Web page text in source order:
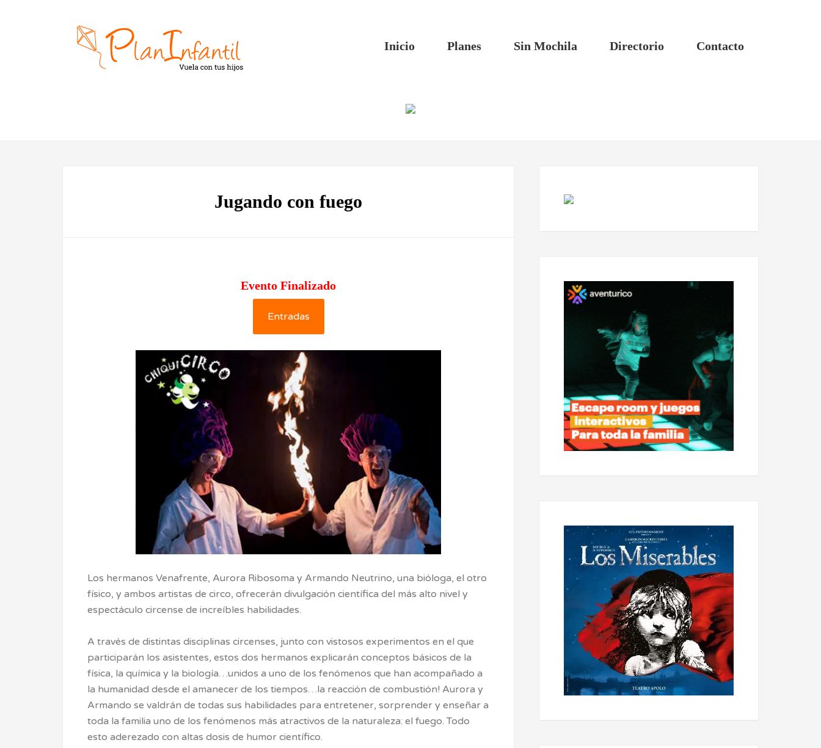
Inicio Planes Sin Mochila Directorio Contacto
Jugando con fuego
Evento Finalizado
Entradas
Los hermanos Venafrente, Aurora Ribosoma y Armando Neutrino, una bióloga, el otro
físico, y ambos artistas de circo, ofrecerán divulgación científica del más alto nivel y
espectáculo circense de increíbles habilidades.
A través de distintas disciplinas circenses, junto con vistosos experimentos en el que
participarán los asistentes, estos dos hermanos explicarán conceptos básicos de la
física, la química y la biología…unidos a uno de los fenómenos que han acompañado a
la humanidad desde el amanecer de los tiempos…la reacción de combustión! Aurora y
Armando se valdrán de todas sus habilidades para entretener, sorprender y enseñar a
toda la familia uno de los fenómenos más atractivos de la naturaleza: el fuego. Todo
esto aderezado con altas dosis de humor científico.